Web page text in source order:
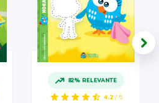
82% RELEVANTE
4.2 / 5